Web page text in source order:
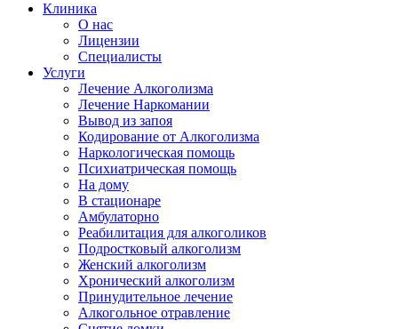
Клиника
О нас
Лицензии
Специалисты
Услуги
Лечение Алкоголизма
Лечение Наркомании
Вывод из запоя
Кодирование от Алкоголизма
Наркологическая помощь
Психиатрическая помощь
На дому
В стационаре
Амбулаторно
Реабилитация для алкоголиков
Подростковый алкоголизм
Женский алкоголизм
Хронический алкоголизм
Принудительное лечение
Алкогольное отравление